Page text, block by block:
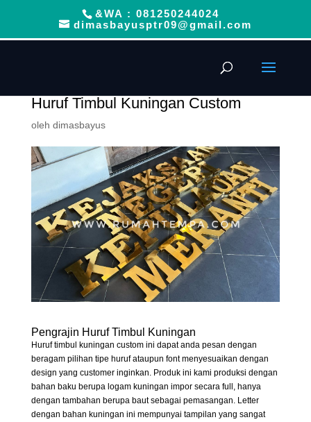
&WA : 081250244024
dimasbayusptr09@gmail.com
Huruf Timbul Kuningan Custom
oleh dimasbayus
Pengrajin Huruf Timbul Kuningan
Huruf timbul kuningan custom ini dapat anda pesan dengan
beragam pilihan tipe huruf ataupun font menyesuaikan dengan
design yang customer inginkan. Produk ini kami produksi dengan
bahan baku berupa logam kuningan impor secara full, hanya
dengan tambahan berupa baut sebagai pemasangan. Letter
dengan bahan kuningan ini mempunyai tampilan yang sangat